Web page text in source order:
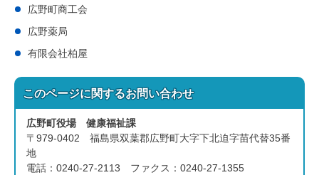
広野町商工会
広野薬局
有限会社柏屋
このページに関するお問い合わせ
広野町役場 健康福祉課
〒979-0402 福島県双葉郡広野町大字下北迫字苗代替35番
地
電話：0240-27-2113 ファクス：0240-27-1355